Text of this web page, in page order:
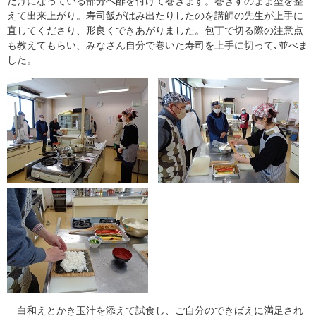
えて出来上がり。寿司飯がはみ出たりしたのを講師の先生が上手に
直してくださり、形良くできあがりました。包丁で切る際の注意点
も教えてもらい、みなさん自分で巻いた寿司を上手に切って､並べま
した。
白和えとかき玉汁を添えて試食し、ご自分のできばえに満足され